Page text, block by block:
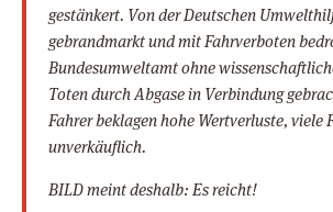
gestänkert. Von der Deutschen
gebrandmarkt und mit Fahrverboten
Bundesumweltamt ohne
Toten durch Abgase in Verbindung
Fahrer beklagen hohe Wertverluste, viele
unverkäuflich.
BILD meint deshalb: Es reicht!